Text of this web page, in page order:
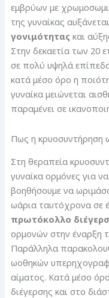
εμβρύων με
της γυναίκας
γονιμότητας και
Στην δεκαετία των 20
σε πολύ υψηλά
κατά μέσο όρο η
γυναίκα μειώνεται
παραμένει σε
Πως η κρυοσυντήρηση
Στη θεραπεία
γυναίκα ορμόνες για
βοηθήσουμε να
ωάρια ταυτόχρονα σε
πρωτόκολλο
ορμονών στην έναρξη
Παράλληλα
ωοθηκών
αίματος. Κατά μέσο
διέγερσης και στο